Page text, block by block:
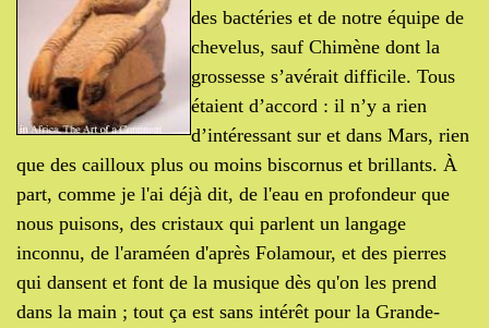
des bactéries et de notre équipe de
chevelus, sauf Chimène dont la
grossesse s’avérait difficile. Tous
étaient d’accord : il n’y a rien
d’intéressant sur et dans Mars, rien
que des cailloux plus ou moins biscornus et brillants. À
part, comme je l'ai déjà dit, de l'eau en profondeur que
nous puisons, des cristaux qui parlent un langage
inconnu, de l'araméen d'après Folamour, et des pierres
qui dansent et font de la musique dès qu'on les prend
dans la main ; tout ça est sans intérêt pour la Grande-